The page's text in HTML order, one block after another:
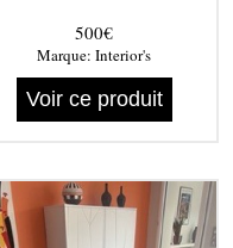
500€
Marque: Interior's
Voir ce produit